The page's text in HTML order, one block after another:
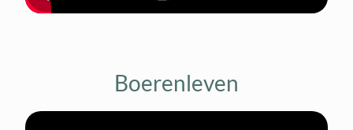
Boerenleven